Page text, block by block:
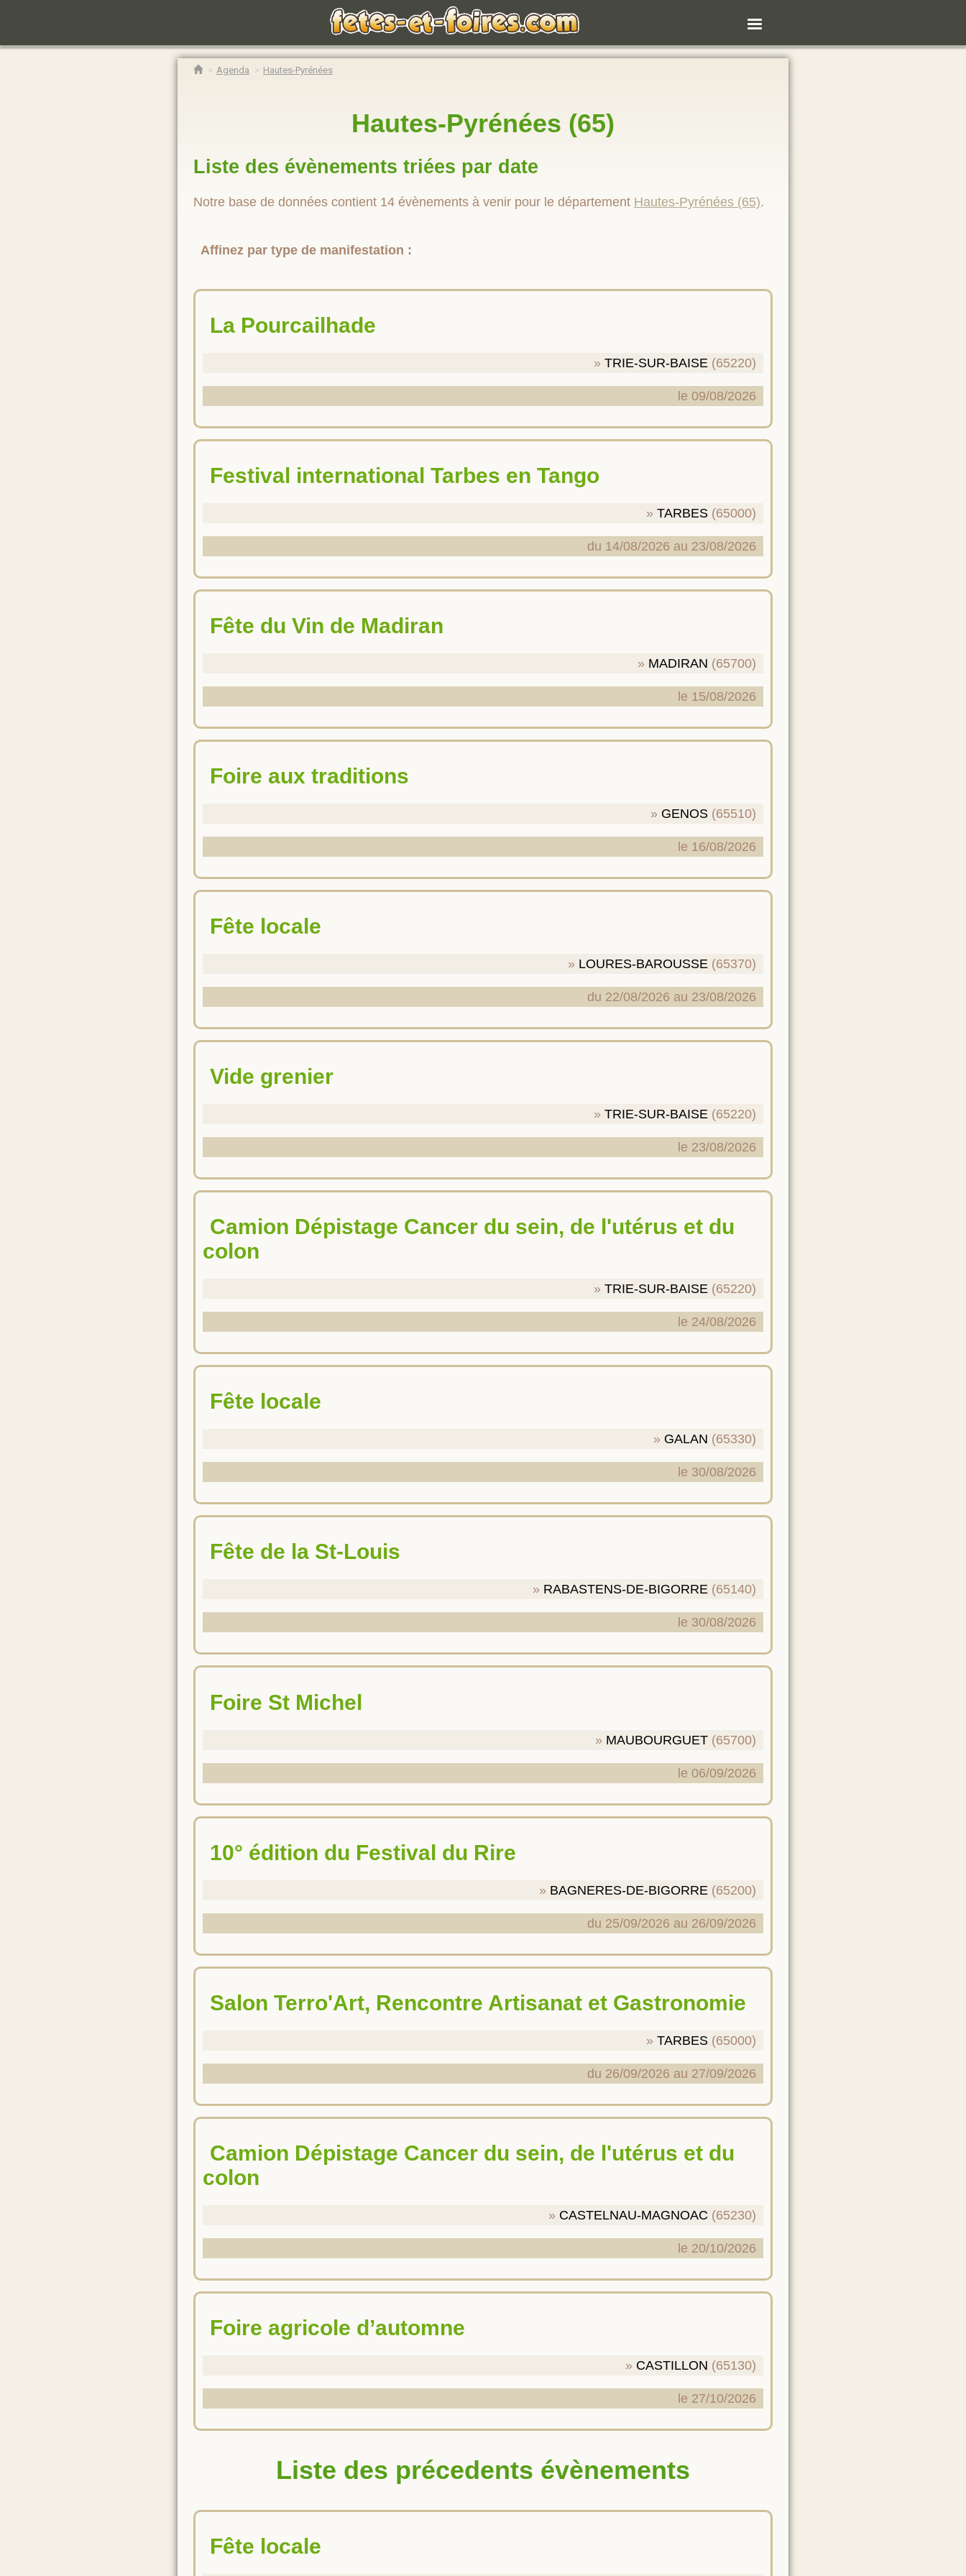
Agenda Hautes-Pyrénées
Hautes-Pyrénées (65)
Liste des évènements triées par date
Notre base de données contient 14 évènements à venir pour le département Hautes-Pyrénées (65).
Affinez par type de manifestation :
La Pourcailhade
TRIE-SUR-BAISE (65220)
le 09/08/2026
Festival international Tarbes en Tango
TARBES (65000)
du 14/08/2026 au 23/08/2026
Fête du Vin de Madiran
MADIRAN (65700)
le 15/08/2026
Foire aux traditions
GENOS (65510)
le 16/08/2026
Fête locale
LOURES-BAROUSSE (65370)
du 22/08/2026 au 23/08/2026
Vide grenier
TRIE-SUR-BAISE (65220)
le 23/08/2026
Camion Dépistage Cancer du sein, de l'utérus et du
colon
TRIE-SUR-BAISE (65220)
le 24/08/2026
Fête locale
GALAN (65330)
le 30/08/2026
Fête de la St-Louis
RABASTENS-DE-BIGORRE (65140)
le 30/08/2026
Foire St Michel
MAUBOURGUET (65700)
le 06/09/2026
10° édition du Festival du Rire
BAGNERES-DE-BIGORRE (65200)
du 25/09/2026 au 26/09/2026
Salon Terro'Art, Rencontre Artisanat et Gastronomie
TARBES (65000)
du 26/09/2026 au 27/09/2026
Camion Dépistage Cancer du sein, de l'utérus et du
colon
CASTELNAU-MAGNOAC (65230)
le 20/10/2026
Foire agricole d’automne
CASTILLON (65130)
le 27/10/2026
Liste des précedents évènements
Fête locale